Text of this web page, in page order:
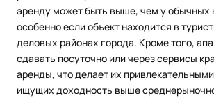
аренду может быть выше, чем у обычных
особенно если объект находится в
деловых районах города. Кроме того,
сдавать посуточно или через сервисы
аренды, что делает их
ищущих доходность выше